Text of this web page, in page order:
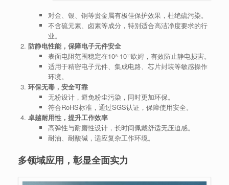
对金、银、铜等贵金属有极佳保护效果，杜绝硫污染。
不含硫元素、卤素等成分，特别适合高洁净度要求的行
业。
防静电性能，保障电子元件安全
表面电阻范围稳定在10⁸-10¹¹欧姆，有效防止静电损害。
适用于精密电子元件、集成电路、芯片封装等敏感操作
环境。
环保无毒，安全可靠
无粉设计，避免粉尘污染，同时更加环保。
符合RoHS标准，通过SGS认证，保障使用安全。
卓越耐用性，提升工作效率
高弹性与耐磨性设计，长时间佩戴舒适无压迫感。
耐油、耐酸碱，适应复杂工作环境。
多领域应用，彰显全面实力